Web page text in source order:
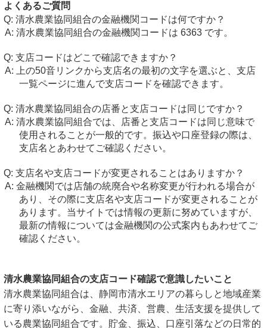
よくあるご質問
清水農業協同組合の金融機関コードは何ですか？
清水農業協同組合の金融機関コードは 6363 です。
支店コードはどこで確認できますか？
上の50音リンクから支店名の最初の文字を選ぶと、支店
一覧ページに進んで支店コードを確認できます。
清水農業協同組合の店番と支店コードは同じですか？
清水農業協同組合では、店番と支店コードは同じ意味で
使用されることが一般的です。振込や口座登録の際は、
支店名とあわせてご確認ください。
支店名や支店コードが変更されることはありますか？
金融機関では店舗の統廃合や名称変更が行われる場合が
あり、その際に支店名や支店コードが変更されることが
あります。当サイトでは情報の更新に努めていますが、
最新の情報については金融機関の公式案内もあわせてご
確認ください。
清水農業協同組合の支店コード確認で意識したいこと
清水農業協同組合は、静岡市清水エリアの暮らしと地域産業
に寄り添いながら、金融、共済、営農、生活支援を提供して
いる農業協同組合です。貯金、振込、口座引落などの日常的